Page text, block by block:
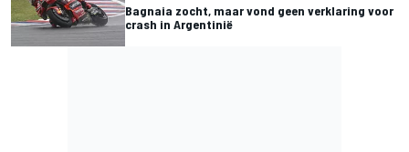
Bagnaia zocht, maar vond geen verklaring voor
crash in Argentinië